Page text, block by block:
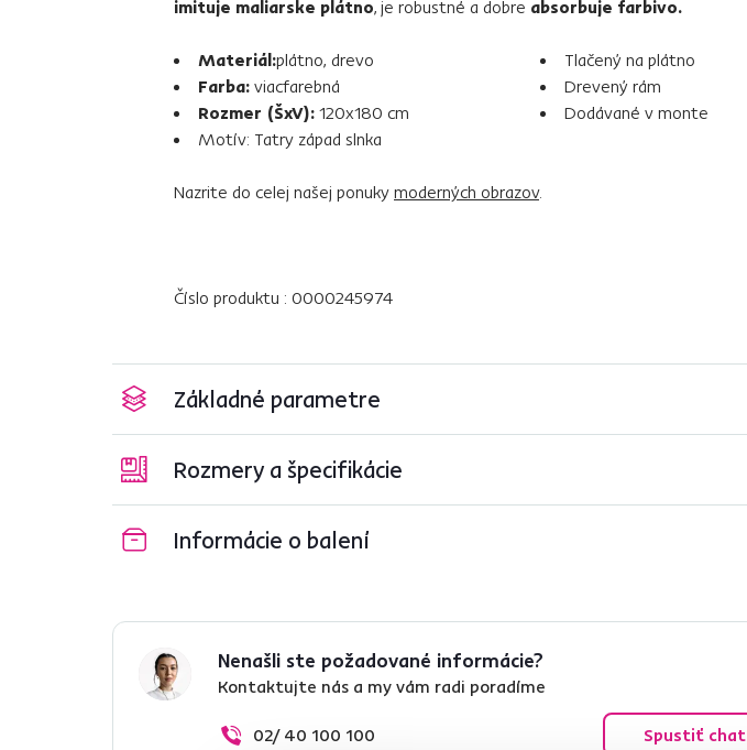
imituje maliarske plátno, je robustné a dobre absorbuje farbivo.
Materiál:plátno, drevo
Farba: viacfarebná
Rozmer (ŠxV): 120x180 cm
Motív: Tatry západ slnka
Tlačený na plátno
Drevený rám
Dodávané v monte
Nazrite do celej našej ponuky moderných obrazov.
Číslo produktu : 0000245974
Základné parametre
Rozmery a špecifikácie
Informácie o balení
Nenašli ste požadované informácie?
Kontaktujte nás a my vám radi poradíme
02/ 40 100 100 Spustiť chat